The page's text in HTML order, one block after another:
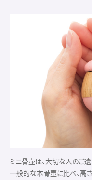
ミニ骨壷は、大切な人のご
一般的な本骨壷に比べ、高